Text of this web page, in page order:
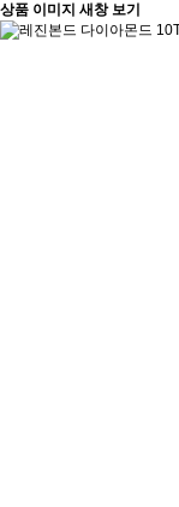
상품 이미지 새창 보기